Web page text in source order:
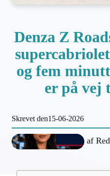
Denza Z
og fem
er på vej
Skrevet den15-06-2026
af